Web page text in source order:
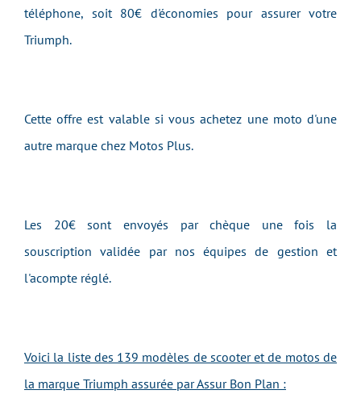
téléphone, soit 80€ d'économies pour assurer votre
Triumph.
Cette offre est valable si vous achetez une moto d'une
autre marque chez Motos Plus.
Les 20€ sont envoyés par chèque une fois la
souscription validée par nos équipes de gestion et
l'acompte réglé.
Voici la liste des 139 modèles de scooter et de motos de
la marque Triumph assurée par Assur Bon Plan :